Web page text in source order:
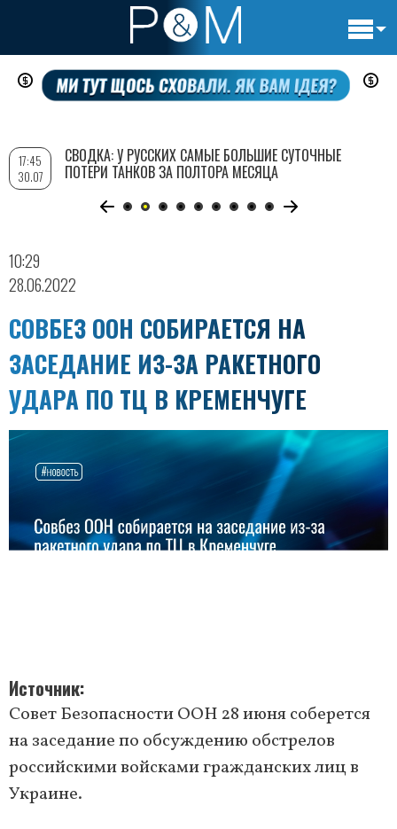
Перейти
содержанию
10:29
28.06.2022
СОВБЕЗ ООН СОБИРАЕТСЯ НА
ЗАСЕДАНИЕ ИЗ-ЗА РАКЕТНОГО
УДАРА ПО ТЦ В КРЕМЕНЧУГЕ
Источник
Совет Безопасности ООН 28 июня соберется
на заседание по обсуждению обстрелов
российскими войсками гражданских лиц в
Украине.
17:45
30.07
СВОДКА: У РУССКИХ САМЫЕ БОЛЬШИЕ СУТОЧНЫЕ
ПОТЕРИ ТАНКОВ ЗА ПОЛТОРА МЕСЯЦА